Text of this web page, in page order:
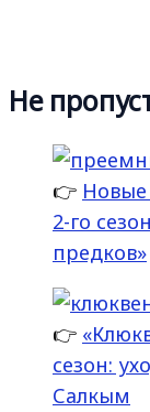
Не
👉 Новые
2-го
предков»
👉
сезон:
Салкым